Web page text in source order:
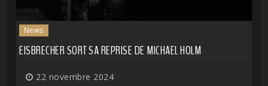
News
EISBRECHER SORT SA REPRISE DE MICHAEL HOLM
22 novembre 2024